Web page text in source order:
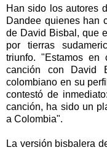
Han sido los autores
Dandee quienes han
de David Bisbal, que
por tierras
triunfo. "Estamos en
canción con David
colombiano en su
contestó de
canción, ha sido un
a Colombia".
La versión bisbalera